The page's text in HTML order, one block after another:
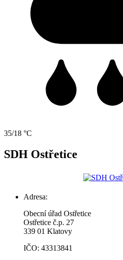
35/18 °C
SDH Ostřetice
Adresa:
Obecní úřad Ostřetice
Ostřetice č.p. 27
339 01 Klatovy
IČO: 43313841